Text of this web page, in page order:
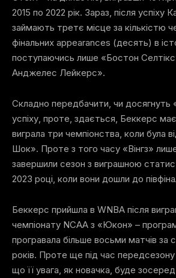
2015 по 2022 рік. Зараз, після успіху
займають третє місце за кількістю
фінальних appearances (десять) в
поступаючись лише «Бостон
Анджелес Лейкерс».
Складно передбачити, чи досягнуть
успіху, проте, здається, Беккерс
виграла три чемпіонства, коли була
Шок». Проте з того часу «Вінгз»
завершили сезон з виграшною
2023 році, коли вони дошли до
Беккерс прийшла в WNBA після
чемпіонату NCAA з «Юкон» –
програвала більше восьми матчів за
років. Проте ще під час передсезону
що її увага, як новачка, буде